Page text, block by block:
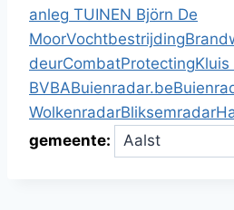
anleg TUINEN Björn De
MoorVochtbestrijding
deurCombatProtectingKluis
BVBABuienradar.be
WolkenradarBliksemradar
gemeente: